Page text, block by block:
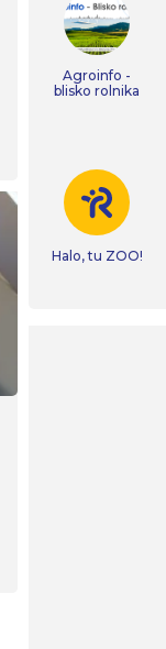
Agroinfo -
blisko rolnika
Halo, tu ZOO!